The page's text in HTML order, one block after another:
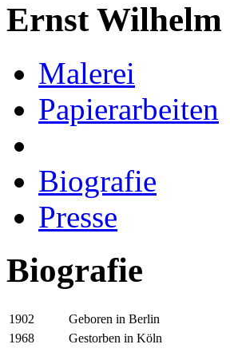
Ernst Wilhelm
Malerei
Papierarbeiten
Biografie
Presse
Biografie
1902 Geboren in Berlin
1968 Gestorben in Köln